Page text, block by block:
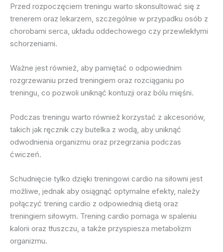
Przed rozpoczęciem treningu warto skonsultować się z
trenerem oraz lekarzem, szczególnie w przypadku osób z
chorobami serca, układu oddechowego czy przewlekłymi
schorzeniami.
Ważne jest również, aby pamiętać o odpowiednim
rozgrzewaniu przed treningiem oraz rozciąganiu po
treningu, co pozwoli uniknąć kontuzji oraz bólu mięśni.
Podczas treningu warto również korzystać z akcesoriów,
takich jak ręcznik czy butelka z wodą, aby uniknąć
odwodnienia organizmu oraz przegrzania podczas
ćwiczeń.
Schudnięcie tylko dzięki treningowi cardio na siłowni jest
możliwe, jednak aby osiągnąć optymalne efekty, należy
połączyć trening cardio z odpowiednią dietą oraz
treningiem siłowym. Trening cardio pomaga w spaleniu
kalorii oraz tłuszczu, a także przyspiesza metabolizm
organizmu.